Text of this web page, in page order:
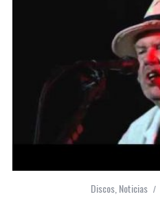
Discos, Noticias